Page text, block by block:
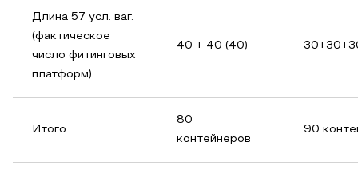
Длина 57 усл. ваг.
(фактическое
число фитинговых
платформ)
40 + 40 (40)
Итого
80
контейнеров
90